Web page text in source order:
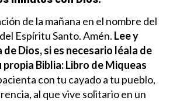
de la mañana en el nombre del
Espíritu Santo. Amén. Lee y
Dios, si es necesario léala de
Biblia:Libro de Miqueas
con tu cayado a tu pueblo,
al que vive solitario en un